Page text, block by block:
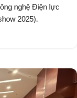
nghệ Điện lực
2025).